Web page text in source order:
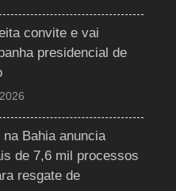
convite e vai
presidencial de
Bahia anuncia
de 7,6 mil processos
resgate de